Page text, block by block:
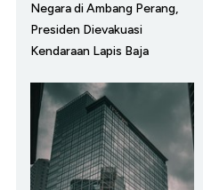
Negara di Ambang Perang,
Presiden Dievakuasi
Kendaraan Lapis Baja